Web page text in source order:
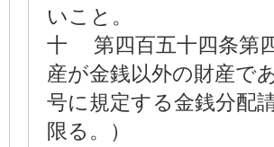
いこと。
十 第四百五十四条第
産が金銭以外の財産で
号に規定する金銭分配
限る。）